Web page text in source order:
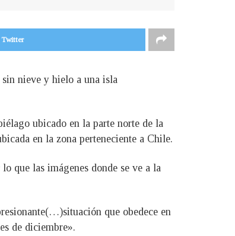
Twitter
nieve y hielo a una isla
ubicado en la parte norte de la
en la zona perteneciente a Chile.
que las imágenes donde se ve a la
que obedece en
de diciembre».